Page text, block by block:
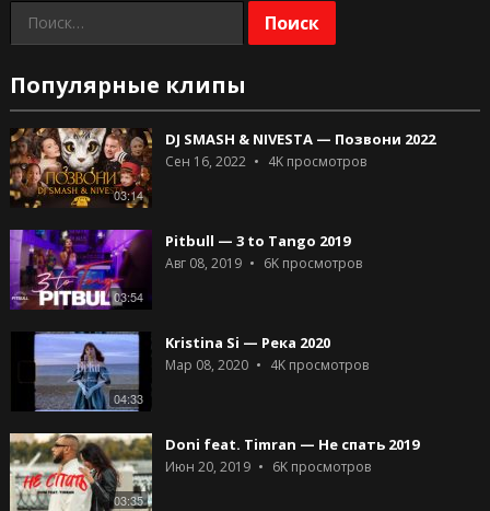
Найти:
Популярные клипы
03:14
DJ SMASH & NIVESTA — Позвони 2022
Сен 16, 2022 4Kпросмотров
03:54
Pitbull — 3 to Tango 2019
Авг 08, 2019 6Kпросмотров
04:33
Kristina Si — Река 2020
Мар 08, 2020 4Kпросмотров
03:35
Doni feat. Timran — Не спать 2019
Июн 20, 2019 6Kпросмотров